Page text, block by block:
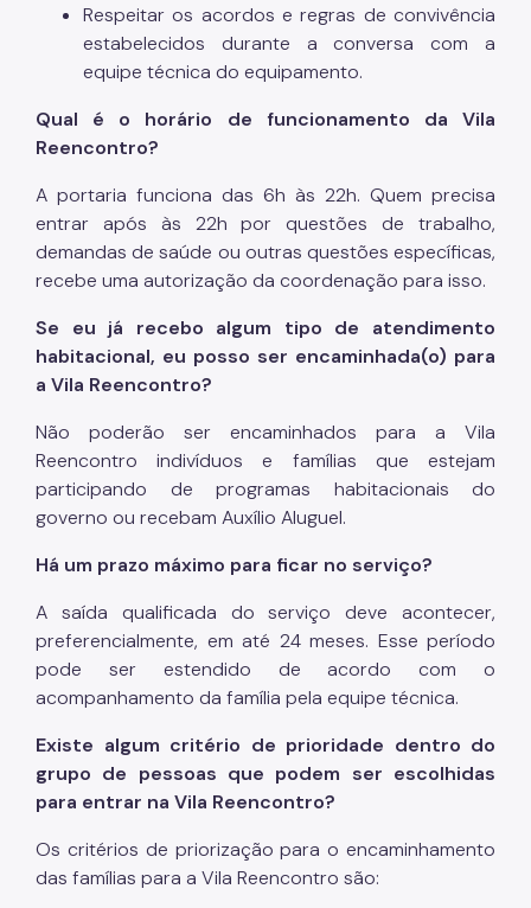
Respeitar os acordos e regras de convivência
estabelecidos durante a conversa com a
equipe técnica do equipamento.
Qual é o horário de funcionamento da Vila
Reencontro?
A portaria funciona das 6h às 22h. Quem precisa
entrar após às 22h por questões de trabalho,
demandas de saúde ou outras questões específicas,
recebe uma autorização da coordenação para isso.
Se eu já recebo algum tipo de atendimento
habitacional, eu posso ser encaminhada(o) para
a Vila Reencontro?
Não poderão ser encaminhados para a Vila
Reencontro indivíduos e famílias que estejam
participando de programas habitacionais do
governo ou recebam Auxílio Aluguel.
Há um prazo máximo para ficar no serviço?
A saída qualificada do serviço deve acontecer,
preferencialmente, em até 24 meses. Esse período
pode ser estendido de acordo com o
acompanhamento da família pela equipe técnica.
Existe algum critério de prioridade dentro do
grupo de pessoas que podem ser escolhidas
para entrar na Vila Reencontro?
Os critérios de priorização para o encaminhamento
das famílias para a Vila Reencontro são: